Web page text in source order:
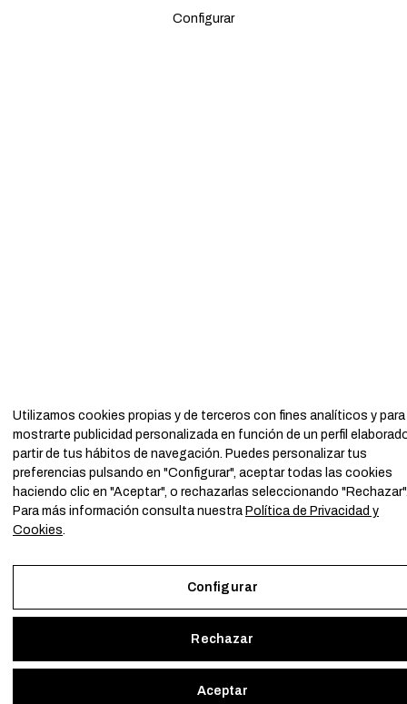
Utilizamos cookies propias y de terceros con fines analíticos y para
mostrarte publicidad personalizada en función de un perfil
partir de tus hábitos de navegación. Puedes personalizar tus
preferencias pulsando en "Configurar", aceptar todas las cookies
haciendo clic en "Aceptar", o rechazarlas seleccionando
Para más información consulta nuestra Política de Privacidad y
Cookies.
Configurar
Rechazar
Aceptar
Configurar